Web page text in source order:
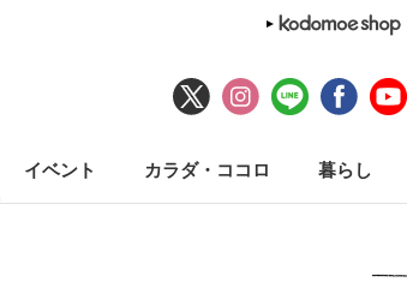
イベント カラダ・ココロ 暮らし